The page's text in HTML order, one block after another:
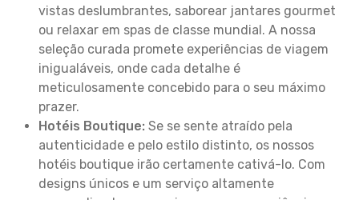
vistas deslumbrantes, saborear jantares gourmet
ou relaxar em spas de classe mundial. A nossa
seleção curada promete experiências de viagem
inigualáveis, onde cada detalhe é
meticulosamente concebido para o seu máximo
prazer.
Hotéis Boutique: Se se sente atraído pela
autenticidade e pelo estilo distinto, os nossos
hotéis boutique irão certamente cativá-lo. Com
designs únicos e um serviço altamente